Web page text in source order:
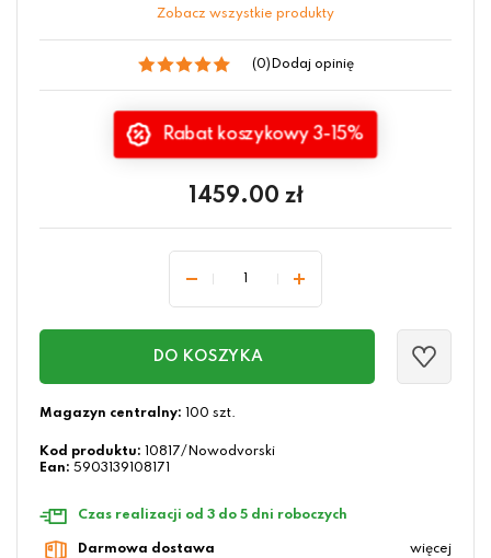
Zobacz wszystkie produkty
(0) Dodaj opinię
Rabat koszykowy 3-15%
1459.00 zł
DO KOSZYKA
Magazyn centralny: 100 szt.
Kod produktu:
10817/Nowodvorski
Ean: 5903139108171
Czas realizacji od 3 do 5 dni roboczych
Darmowa dostawa więcej